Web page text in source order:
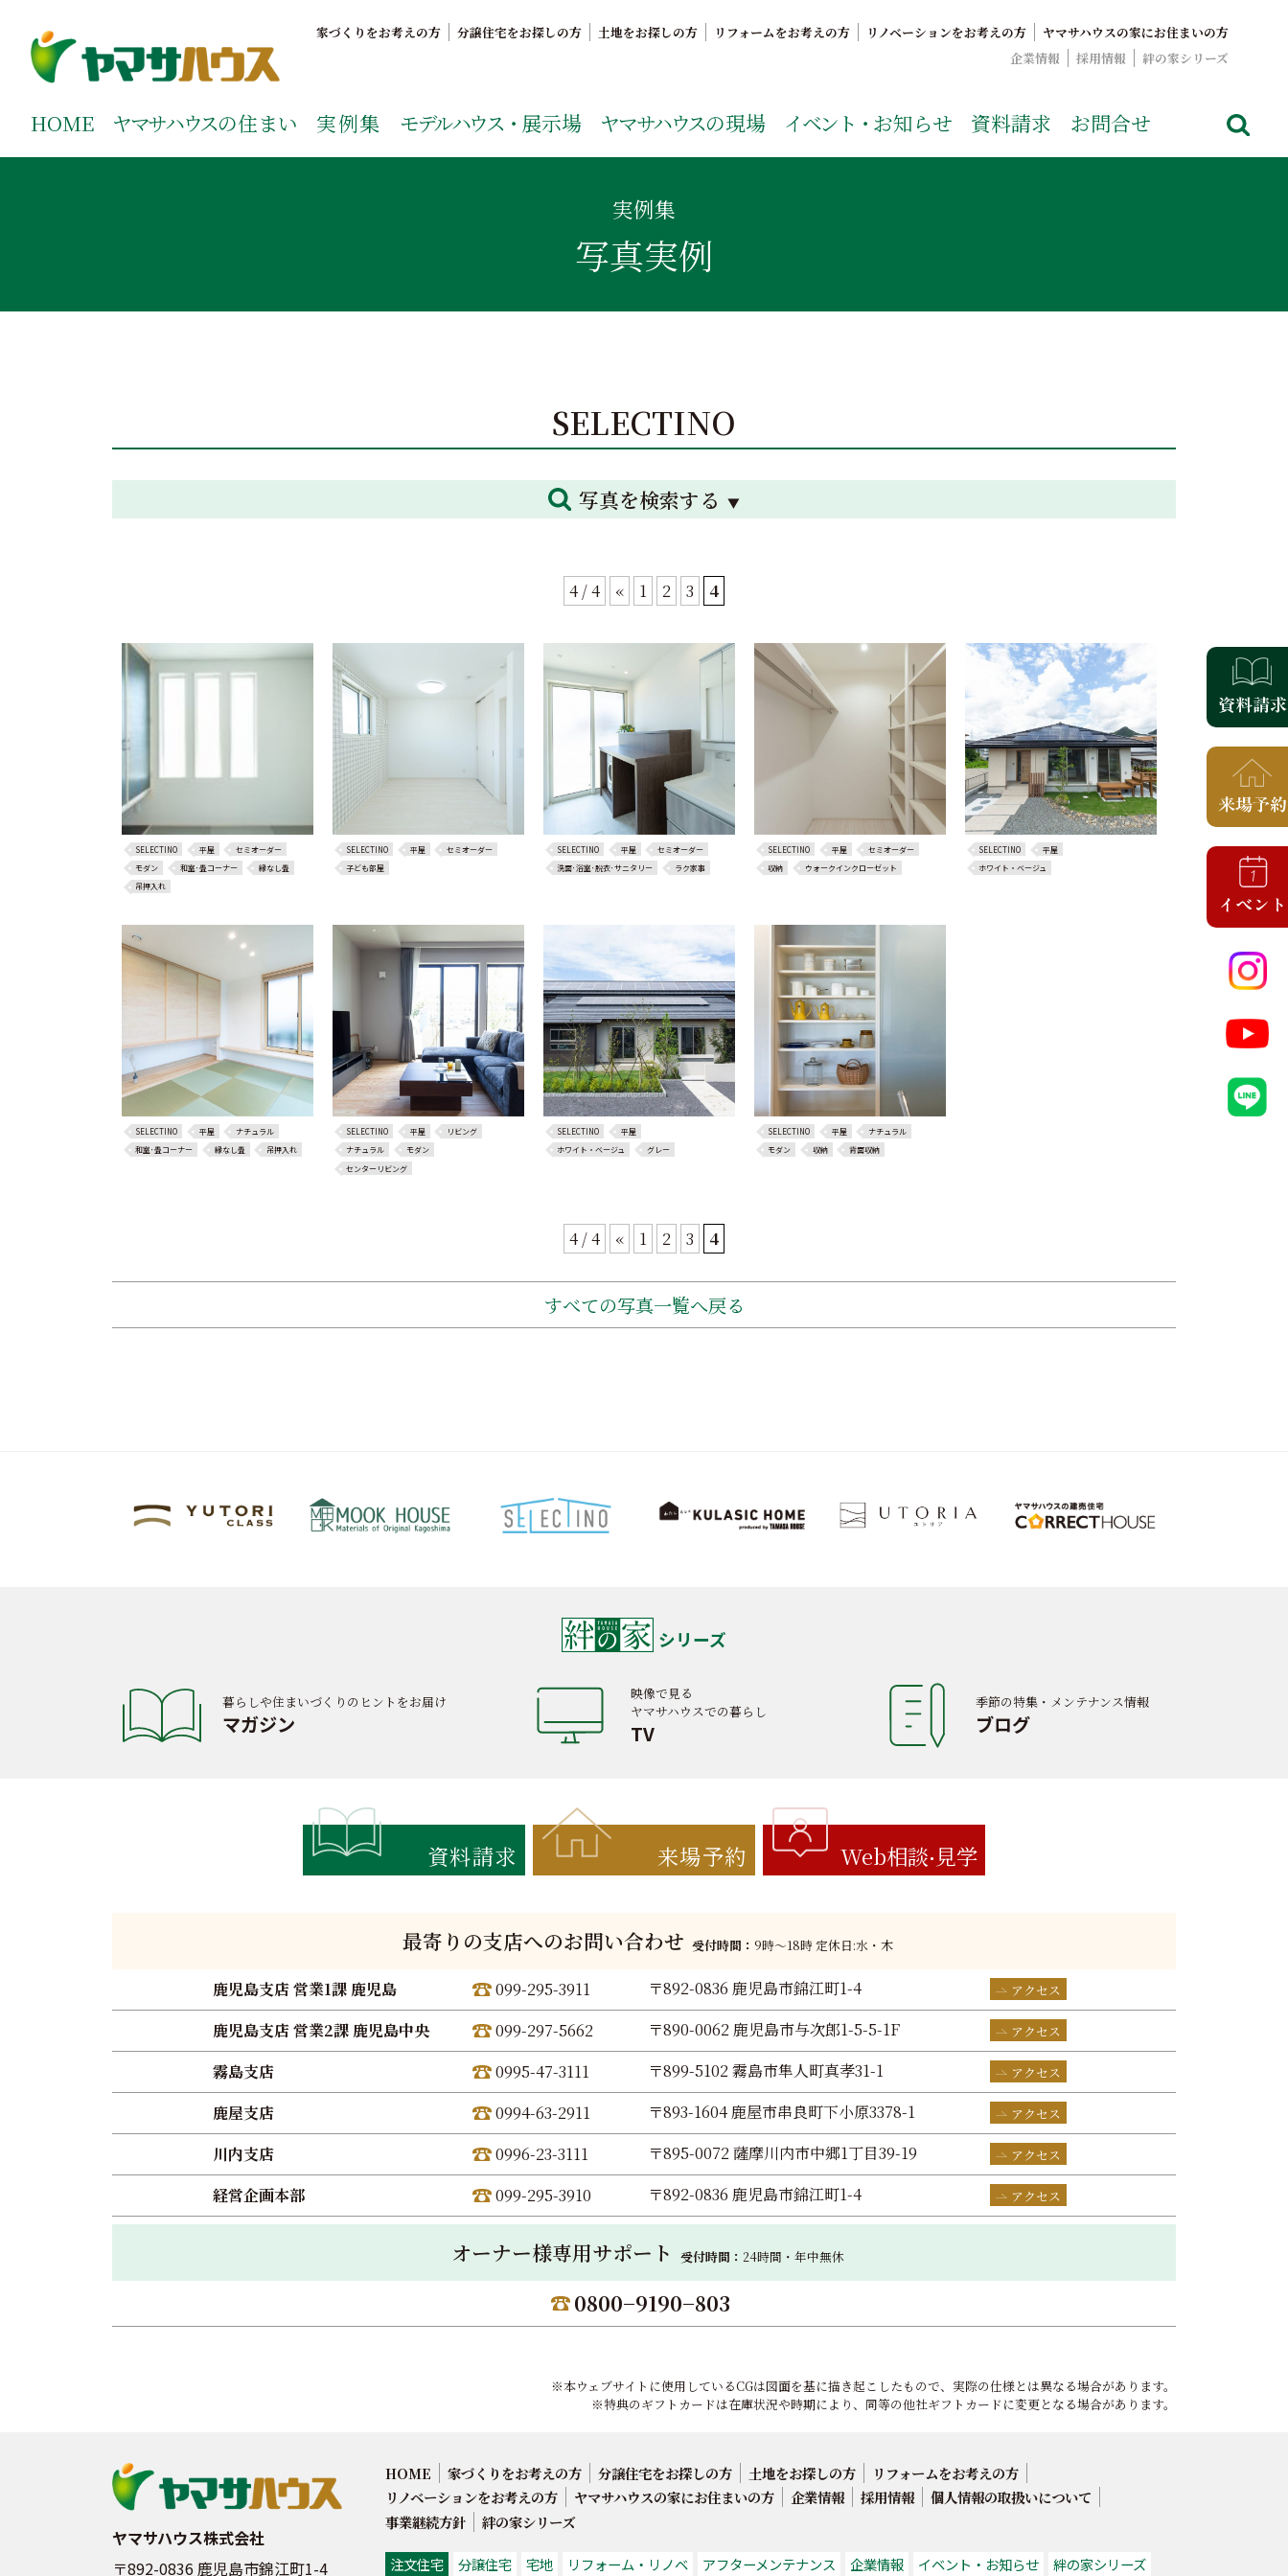
ご覧ください。
家づくりをお考えの方 分譲住宅をお探しの方 土地をお探しの方 リフォームをお考えの方 リノベーションをお考えの方
ヤマサハウスの家にお住まいの方
企業情報
採用情報 絆の家シリーズ
HOME ヤマサハウスの住まい 実例集 モデルハウス・ 展示場 ヤマサハウスの現場 イベント・ お知らせ 資料請求 お問合せ
実例集
写真実例
SELECTINO
写真を検索する
4 / 4 « 1 2 3 4
SELECTINO 平屋
セミオーダー
モダン
和室･畳コーナー
縁なし畳
吊押入れ
SELECTINO 平屋
セミオーダー
子ども部屋
SELECTINO 平屋
セミオーダー
洗面･浴室･脱衣･サニタリー
ラク家事
SELECTINO 平屋
セミオーダー
収納
ウォークインクローゼット
SELECTINO
平屋
ホワイト・ベージュ
SELECTINO 平屋
ナチュラル
和室･畳コーナー
縁なし畳 吊押入れ
SELECTINO 平屋
リビング
ナチュラル
モダン
センターリビング
SELECTINO
平屋
ホワイト・ベージュ
グレー
SELECTINO 平屋
ナチュラル
モダン
収納 背面収納
4 / 4 « 1 2 3 4
すべての写真一覧へ戻る
シリーズ
暮らしや住まいづくりのヒントをお届け
マガジン
映像で見る
ヤマサハウスでの暮らし
TV
季節の特集・メンテナンス情報
ブログ
資料請求 来場予約 Web相談 見学
最寄りの支店へのお問い合わせ 受付時間： 9時〜18時 定休日:水・木
鹿児島支店 営業1課 鹿児島 099-295-3911 〒892-0836 鹿児島市錦江町1-4 アクセス
鹿児島支店 営業2課 鹿児島中央 099-297-5662 〒890-0062 鹿児島市与次郎1-5-5-1F アクセス
霧島支店 0995-47-3111 〒899-5102 霧島市隼人町真孝31-1 アクセス
鹿屋支店 0994-63-2911 〒893-1604 鹿屋市串良町下小原3378-1 アクセス
川内支店 0996-23-3111 〒895-0072 薩摩川内市中郷1丁目39-19 アクセス
経営企画本部 099-295-3910 〒892-0836 鹿児島市錦江町1-4 アクセス
オーナー様専用サポート 受付時間： 24時間・年中無休
0800−9190−803
※本ウェブサイトに使用しているCGは図面を基に描き起こしたもので、実際の仕様とは異なる場合があります。
※特典のギフトカードは在庫状況や時期により、同等の他社ギフトカードに変更となる場合があります。
ヤマサハウス株式会社
〒892-0836 鹿児島市錦江町1-4
HOME 家づくりをお考えの方 分譲住宅をお探しの方 土地をお探しの方
リフォームをお考えの方
リノベーションをお考えの方
ヤマサハウスの家にお住まいの方 企業情報 採用情報
個人情報の取扱いについて
事業継続方針
絆の家シリーズ
注文住宅 分譲住宅 宅地 リフォーム・リノベ アフターメンテナンス 企業情報 イベント・お知らせ 絆の家シリーズ